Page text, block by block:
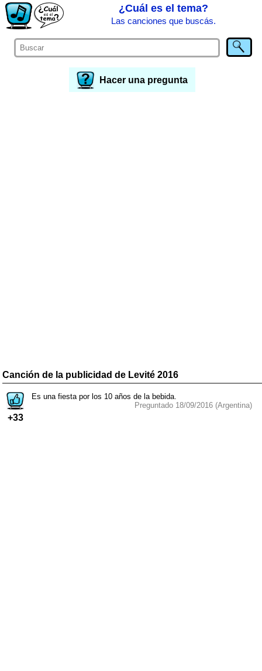
¿Cuál es el tema?
Las canciones que buscás.
Hacer una pregunta
Canción de la publicidad de Levité 2016
+33
Es una fiesta por los 10 años de la bebida.
Preguntado 18/09/2016 (Argentina)